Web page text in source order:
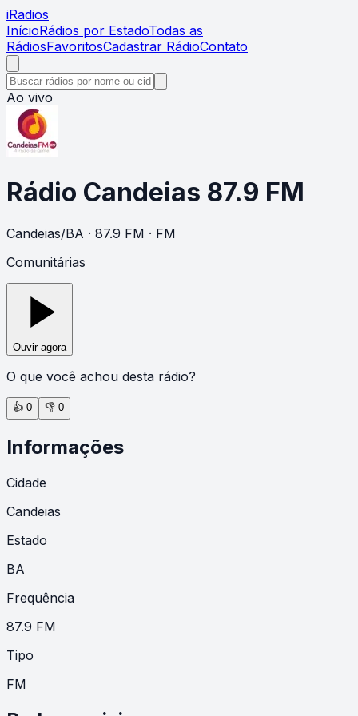
iRadios
InícioRádios por EstadoTodas as
RádiosFavoritosCadastrar RádioContato
Ao vivo
Rádio Candeias 87.9 FM
Candeias/BA · 87.9 FM · FM
Comunitárias
Ouvir agora
O que você achou desta rádio?
👍 0 👎 0
Informações
Cidade
Candeias
Estado
BA
Frequência
87.9 FM
Tipo
FM